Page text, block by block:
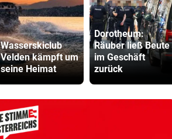
Wasserskiclub
Velden kämpft um
seine Heimat
Dorotheum:
Räuber ließ Beute
im Geschäft
zurück